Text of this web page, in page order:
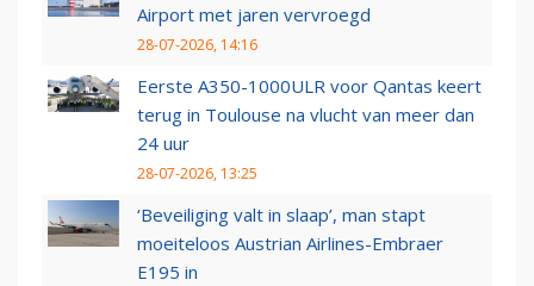
Airport met jaren vervroegd
28-07-2026, 14:16
Eerste A350-1000ULR voor Qantas keert
terug in Toulouse na vlucht van meer dan
24 uur
28-07-2026, 13:25
‘Beveiliging valt in slaap’, man stapt
moeiteloos Austrian Airlines-Embraer
E195 in